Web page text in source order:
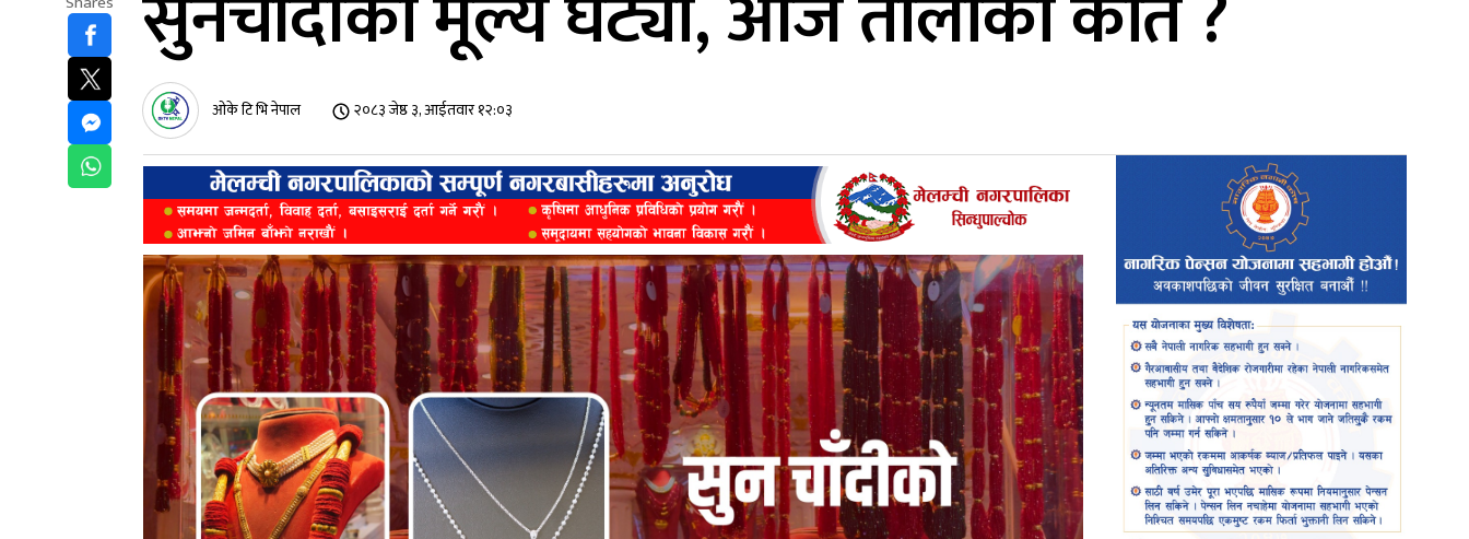
ओके टि भि नेपाल २०८३ जेष्ठ ३, आईतवार १२:०३